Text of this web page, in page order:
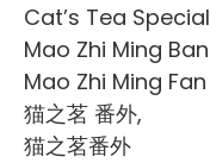
Cat’s Tea
Mao Zhi Ming
Mao Zhi Ming
猫之茗 番外,
猫之茗番外